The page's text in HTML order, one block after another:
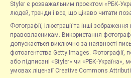
Styler є розважальним проєктом «РБК-
людей, тренди і все, що цікаво читати
Фотографії, ілюстрації та інші
правовласникам. Використання
допускається виключно за наявності
фотоагентства Getty Images. Фотографії,
або підписані «Styler» чи «РБК-Україна»,
умовах ліцензії Creative Commons